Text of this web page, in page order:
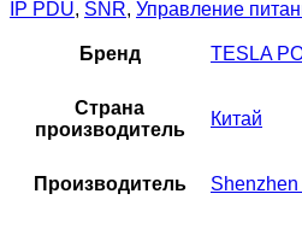
IP PDU, SNR, Управление
Бренд TESLA
Страна
производитель
Китай
Производитель